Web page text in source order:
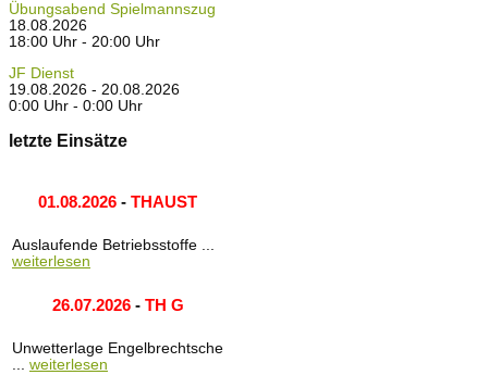
Übungsabend Spielmannszug
18.08.2026
18:00 Uhr - 20:00 Uhr
JF Dienst
19.08.2026 - 20.08.2026
0:00 Uhr - 0:00 Uhr
letzte Einsätze
01.08.2026 - THAUST
Auslaufende Betriebsstoffe ...
weiterlesen
26.07.2026- TH G
Unwetterlage Engelbrechtsche
... weiterlesen